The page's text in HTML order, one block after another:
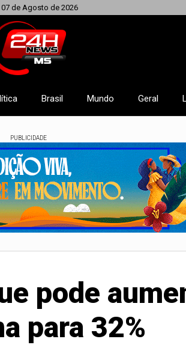
07 de Agosto de 2026
Brasil Mundo Geral
PUBLICIDADE
pode
para 32%